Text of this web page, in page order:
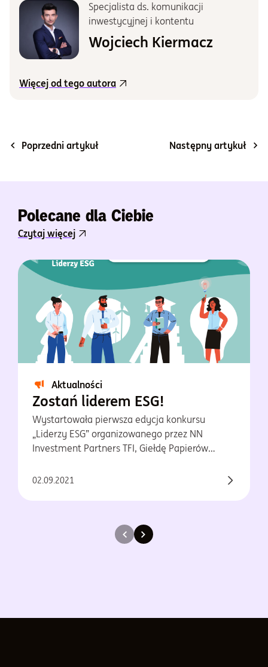
Specjalista ds. komunikacji
inwestycyjnej i kontentu
Wojciech Kiermacz
Więcej od tego autora
Poprzedni artykuł Następny artykuł
Polecane dla Ciebie
Czytaj więcej
Aktualności
Zostań liderem ESG!
Wystartowała pierwsza edycja konkursu
„Liderzy ESG” organizowanego przez NN
Investment Partners TFI, Giełdę Papierów
do 31 października!
02.09.2021